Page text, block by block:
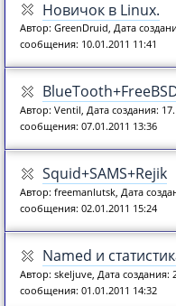
Новичок в Linux.
Автор: GreenDruid, Дата
сообщения: 10.01.2011 11:41
Автор: Ventil, Дата создания:
сообщения: 07.01.2011 13:36
Squid+SAMS+Rejik
Автор: freemanlutsk, Дата
сообщения: 02.01.2011 15:24
Named и
Автор: skeljuve, Дата создания:
сообщения: 01.01.2011 14:32